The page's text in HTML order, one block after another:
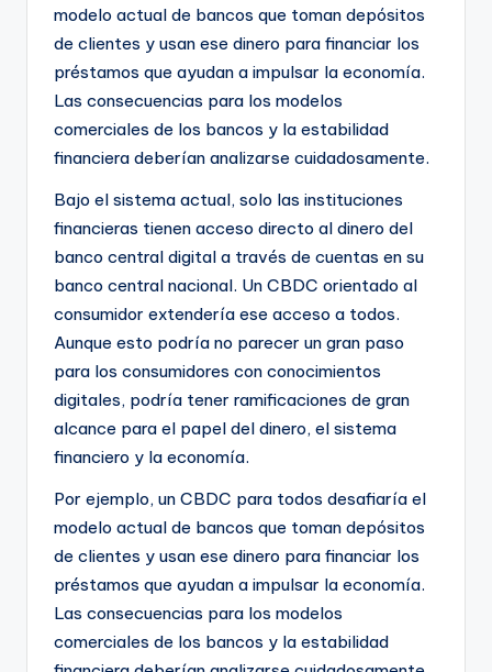
modelo actual de bancos que toman depósitos
de clientes y usan ese dinero para financiar los
préstamos que ayudan a impulsar la economía.
Las consecuencias para los modelos
comerciales de los bancos y la estabilidad
financiera deberían analizarse cuidadosamente.
Bajo el sistema actual, solo las instituciones
financieras tienen acceso directo al dinero del
banco central digital a través de cuentas en su
banco central nacional. Un CBDC orientado al
consumidor extendería ese acceso a todos.
Aunque esto podría no parecer un gran paso
para los consumidores con conocimientos
digitales, podría tener ramificaciones de gran
alcance para el papel del dinero, el sistema
financiero y la economía.
Por ejemplo, un CBDC para todos desafiaría el
modelo actual de bancos que toman depósitos
de clientes y usan ese dinero para financiar los
préstamos que ayudan a impulsar la economía.
Las consecuencias para los modelos
comerciales de los bancos y la estabilidad